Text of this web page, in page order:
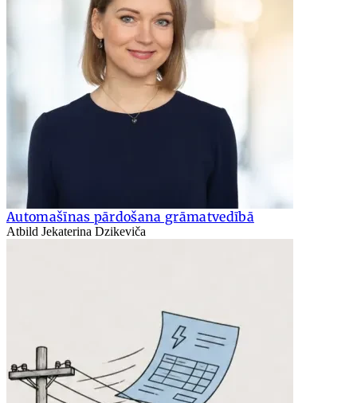
Automašīnas pārdošana grāmatvedībā
Atbild Jekaterina Dzikeviča